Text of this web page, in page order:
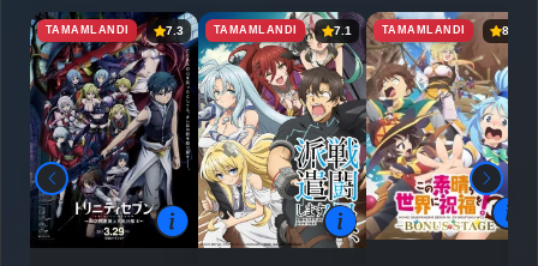
TAMAMLANDI 7.3 TAMAMLANDI 7.1 TAMAMLANDI 8.2